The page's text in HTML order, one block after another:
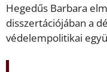
Hegedűs Barbara
disszertációjában a
védelempolitikai